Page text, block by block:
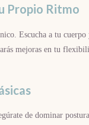
Propio Ritmo
Escucha a tu
mejoras en tu
de dominar